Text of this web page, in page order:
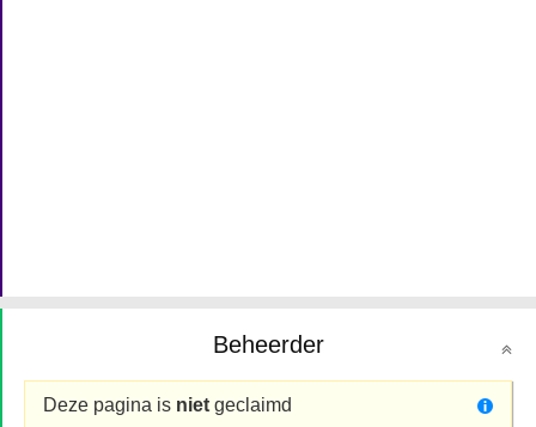
Beheerder
Deze pagina is niet geclaimd